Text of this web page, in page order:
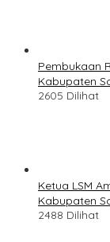
Pembukaan
Kabupaten
2605 Dilihat
Ketua LSM
Kabupaten
2488 Dilihat